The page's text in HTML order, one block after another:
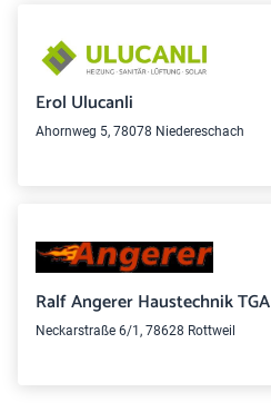
Erol Ulucanli
Ahornweg 5, 78078 Niedereschach
Ralf Angerer Haustechnik TGA
Neckarstraße 6/1, 78628 Rottweil